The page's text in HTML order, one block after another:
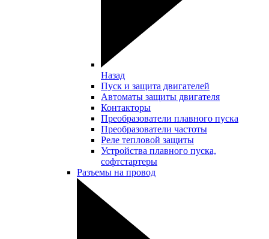
Назад
Пуск и защита двигателей
Автоматы защиты двигателя
Контакторы
Преобразователи плавного пуска
Преобразователи частоты
Реле тепловой защиты
Устройства плавного пуска,
софтстартеры
Разъемы на провод